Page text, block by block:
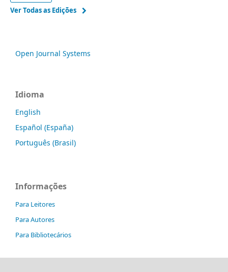
Ver Todas as Edições
Open Journal Systems
Idioma
English
Español (España)
Português (Brasil)
Informações
Para Leitores
Para Autores
Para Bibliotecários